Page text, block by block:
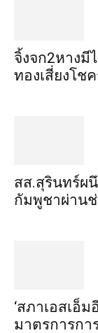
จิ้งจก​2​หาง​มี
ทอง​เสี่ยงโช
สส.สุรินทร์ผ
กัมพูชาผ่าน
‘สภาเอสเอ็
มาตรการการ